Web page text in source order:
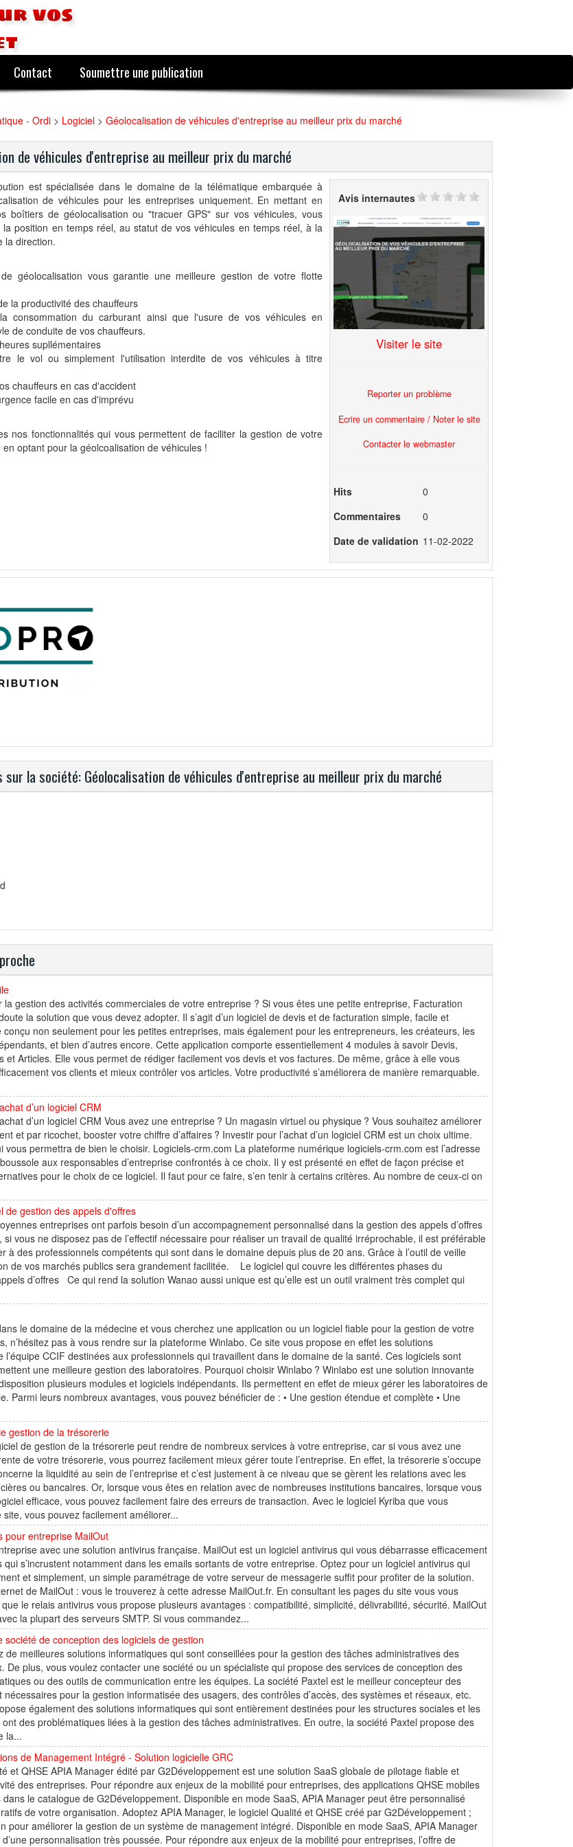
vos
Contact Soumettre une publication
- Ordi > Logiciel > Géolocalisation de véhicules d'entreprise au meilleur prix du marché
de véhicules d'entreprise au meilleur prix du marché
est spécialisée dans le domaine de la télématique embarquée à
de véhicules pour les entreprises uniquement. En mettant en
boîtiers de géolocalisation ou "tracuer GPS" sur vos véhicules, vous
position en temps réel, au statut de vos véhicules en temps réel, à la
la direction.
géolocalisation vous garantie une meilleure gestion de votre flotte
la productivité des chauffeurs
consommation du carburant ainsi que l'usure de vos véhicules en
de conduite de vos chauffeurs.
supllémentaires
le vol ou simplement l'utilisation interdite de vos véhicules à titre
chauffeurs en cas d'accident
facile en cas d'imprévu
nos fonctionnalités qui vous permettent de faciliter la gestion de votre
optant pour la géolcoalisation de véhicules !
Avis internautes
Visiter le site
Reporter un problème
Ecrire un commentaire / Noter le site
Contacter le webmaster
Hits
0
Commentaires
0
Date de validation 11-02-2022
la société: Géolocalisation de véhicules d'entreprise au meilleur prix du marché
la gestion des activités commerciales de votre entreprise ? Si vous êtes une petite entreprise, Facturation
la solution que vous devez adopter. Il s’agit d’un logiciel de devis et de facturation simple, facile et
conçu non seulement pour les petites entreprises, mais également pour les entrepreneurs, les créateurs, les
et bien d’autres encore. Cette application comporte essentiellement 4 modules à savoir Devis,
et Articles. Elle vous permet de rédiger facilement vos devis et vos factures. De même, grâce à elle vous
vos clients et mieux contrôler vos articles. Votre productivité s’améliorera de manière remarquable.
d’un logiciel CRM
d’un logiciel CRM Vous avez une entreprise ? Un magasin virtuel ou physique ? Vous souhaitez améliorer
et par ricochet, booster votre chiffre d’affaires ? Investir pour l’achat d’un logiciel CRM est un choix ultime.
vous permettra de bien le choisir. Logiciels-crm.com La plateforme numérique logiciels-crm.com est l’adresse
aux responsables d’entreprise confrontés à ce choix. Il y est présenté en effet de façon précise et
pour le choix de ce logiciel. Il faut pour ce faire, s’en tenir à certains critères. Au nombre de ceux-ci on
de gestion des appels d'offres
entreprises ont parfois besoin d’un accompagnement personnalisé dans la gestion des appels d’offres
si vous ne disposez pas de l’effectif nécessaire pour réaliser un travail de qualité irréprochable, il est préférable
à des professionnels compétents qui sont dans le domaine depuis plus de 20 ans. Grâce à l’outil de veille
de vos marchés publics sera grandement facilitée. Le logiciel qui couvre les différentes phases du
d’offres Ce qui rend la solution Wanao aussi unique est qu’elle est un outil vraiment très complet qui
le domaine de la médecine et vous cherchez une application ou un logiciel fiable pour la gestion de votre
n’hésitez pas à vous rendre sur la plateforme Winlabo. Ce site vous propose en effet les solutions
l’équipe CCIF destinées aux professionnels qui travaillent dans le domaine de la santé. Ces logiciels sont
une meilleure gestion des laboratoires. Pourquoi choisir Winlabo ? Winlabo est une solution innovante
plusieurs modules et logiciels indépendants. Ils permettent en effet de mieux gérer les laboratoires de
Parmi leurs nombreux avantages, vous pouvez bénéficier de : • Une gestion étendue et complète • Une
gestion de la trésorerie
de gestion de la trésorerie peut rendre de nombreux services à votre entreprise, car si vous avez une
de votre trésorerie, vous pourrez facilement mieux gérer toute l’entreprise. En effet, la trésorerie s’occupe
la liquidité au sein de l’entreprise et c’est justement à ce niveau que se gèrent les relations avec les
ou bancaires. Or, lorsque vous êtes en relation avec de nombreuses institutions bancaires, lorsque vous
efficace, vous pouvez facilement faire des erreurs de transaction. Avec le logiciel Kyriba que vous
vous pouvez facilement améliorer...
pour entreprise MailOut
avec une solution antivirus française. MailOut est un logiciel antivirus qui vous débarrasse efficacement
qui s’incrustent notamment dans les emails sortants de votre entreprise. Optez pour un logiciel antivirus qui
et simplement, un simple paramétrage de votre serveur de messagerie suffit pour profiter de la solution.
de MailOut : vous le trouverez à cette adresse MailOut.fr. En consultant les pages du site vous vous
le relais antivirus vous propose plusieurs avantages : compatibilité, simplicité, délivrabilité, sécurité. MailOut
la plupart des serveurs SMTP. Si vous commandez...
société de conception des logiciels de gestion
de meilleures solutions informatiques qui sont conseillées pour la gestion des tâches administratives des
De plus, vous voulez contacter une société ou un spécialiste qui propose des services de conception des
ou des outils de communication entre les équipes. La société Paxtel est le meilleur concepteur des
nécessaires pour la gestion informatisée des usagers, des contrôles d’accès, des systèmes et réseaux, etc.
également des solutions informatiques qui sont entièrement destinées pour les structures sociales et les
des problématiques liées à la gestion des tâches administratives. En outre, la société Paxtel propose des
la...
de Management Intégré - Solution logicielle GRC
et QHSE APIA Manager édité par G2Développement est une solution SaaS globale de pilotage fiable et
des entreprises. Pour répondre aux enjeux de la mobilité pour entreprises, des applications QHSE mobiles
le catalogue de G2Développement. Disponible en mode SaaS, APIA Manager peut être personnalisé
de votre organisation. Adoptez APIA Manager, le logiciel Qualité et QHSE créé par G2Développement ;
pour améliorer la gestion de un système de management intégré. Disponible en mode SaaS, APIA Manager
d’une personnalisation très poussée. Pour répondre aux enjeux de la mobilité pour entreprises, l’offre de